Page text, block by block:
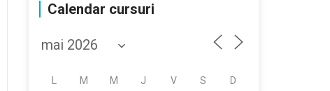
Calendar cursuri
M M J V S D